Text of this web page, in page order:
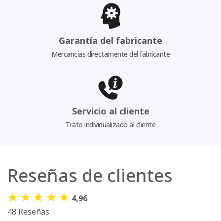
Garantía del fabricante
Mercancías directamente del fabricante
Servicio al cliente
Trato individualizado al cliente
Reseñas de clientes
★ ★ ★ ★ ★ 4,96
48 Reseñas